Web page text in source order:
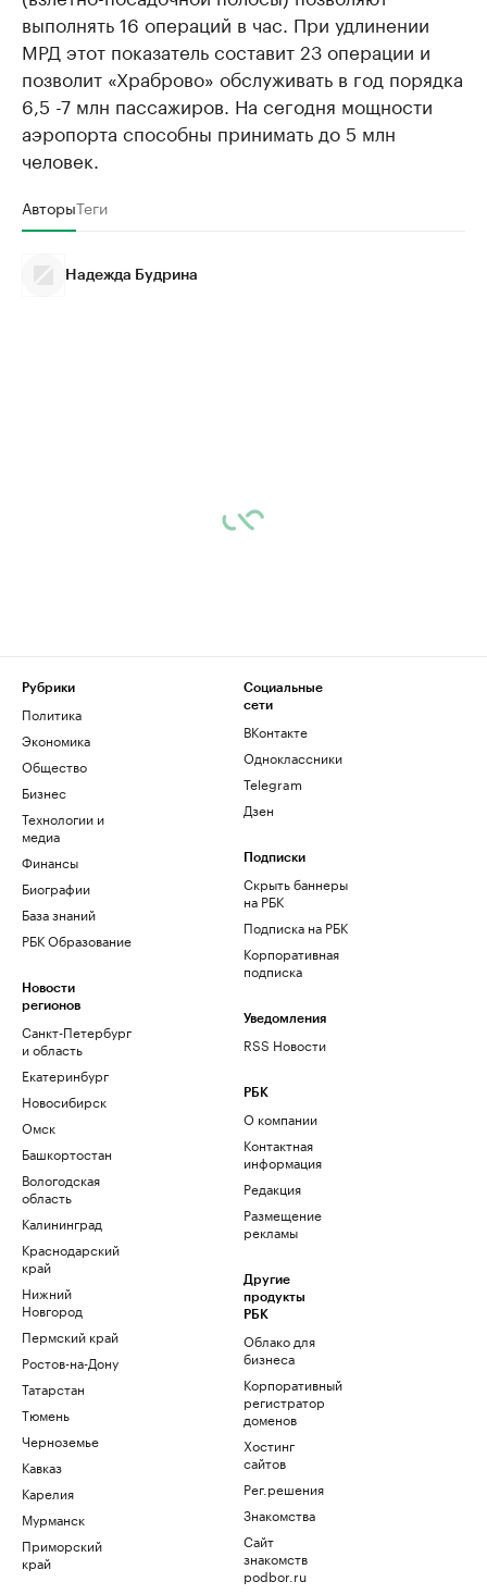
выполнять 16 операций в час. При удлинении
МРД этот показатель составит 23 операции и
позволит «Храброво» обслуживать в год порядка
6,5 -7 млн пассажиров. На сегодня мощности
аэропорта способны принимать до 5 млн
человек.
АвторыТеги
Надежда Будрина
Рубрики
Политика
Экономика
Общество
Бизнес
Технологии и
медиа
Финансы
Биографии
База знаний
РБК Образование
Новости
регионов
Санкт-Петербург
и область
Екатеринбург
Новосибирск
Омск
Башкортостан
Вологодская
область
Калининград
Краснодарский
край
Нижний
Новгород
Пермский край
Ростов-на-Дону
Татарстан
Тюмень
Черноземье
Кавказ
Карелия
Мурманск
Приморский
край
Социальные
сети
ВКонтакте
Одноклассники
Telegram
Дзен
Подписки
Скрыть баннеры
на РБК
Подписка на РБК
Корпоративная
подписка
Уведомления
RSS Новости
РБК
О компании
Контактная
информация
Редакция
Размещение
рекламы
Другие
продукты
РБК
Облако для
бизнеса
Корпоративный
регистратор
доменов
Хостинг
сайтов
Рег.решения
Знакомства
Сайт
знакомств
podbor.ru